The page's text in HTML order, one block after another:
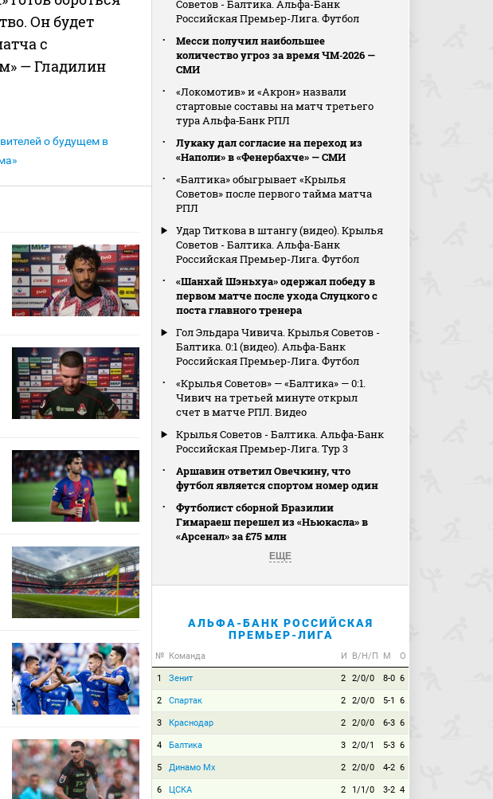
Он будет
с
— Гладилин
о будущем в
Советов - Балтика. Альфа-Банк
Российская Премьер-Лига. Футбол
Месси получил наибольшее
количество угроз за время ЧМ‑2026 —
СМИ
«Локомотив» и «Акрон» назвали
стартовые составы на матч третьего
тура Альфа‑Банк РПЛ
Лукаку дал согласие на переход из
«Наполи» в «Фенербахче» — СМИ
«Балтика» обыгрывает «Крылья
Советов» после первого тайма матча
РПЛ
Удар Титкова в штангу (видео). Крылья
Советов - Балтика. Альфа-Банк
Российская Премьер-Лига. Футбол
«Шанхай Шэньхуа» одержал победу в
первом матче после ухода Слуцкого с
поста главного тренера
Гол Эльдара Чивича. Крылья Советов -
Балтика. 0:1 (видео). Альфа-Банк
Российская Премьер-Лига. Футбол
«Крылья Советов» — «Балтика» — 0:1.
Чивич на третьей минуте открыл
счет в матче РПЛ. Видео
Крылья Советов - Балтика. Альфа-Банк
Российская Премьер-Лига. Тур 3
Аршавин ответил Овечкину, что
футбол является спортом номер один
Футболист сборной Бразилии
Гимараеш перешел из «Ньюкасла» в
«Арсенал» за £75 млн
ЕЩЕ
АЛЬФА-БАНК РОССИЙСКАЯ
ПРЕМЬЕР-ЛИГА
№ Команда И В/Н/П М О
1 Зенит 2 2/0/0 8-0 6
2 Спартак 2 2/0/0 5-1 6
3 Краснодар 2 2/0/0 6-3 6
4 Балтика 3 2/0/1 5-3 6
5 Динамо Мх 2 2/0/0 4-2 6
6 ЦСКА 2 1/1/0 3-2 4